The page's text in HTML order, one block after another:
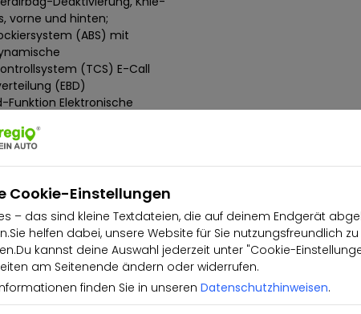
Cookie-Einstellungen
– das sind kleine Textdateien, die auf deinem Endgerät
helfen dabei, unsere Website für Sie nutzungsfreundlich zu
kannst deine Auswahl jederzeit unter "Cookie-
am Seitenende ändern oder widerrufen.
finden Sie in unseren Datenschutzhinweisen.
vorne und hinten;
(ABS) mit
(TCS) E-Call
(EBD)
Funktion Elektronische
Plus (e-GVC
mit Stauassistenzfunktion
(HLA)
Radfahrererkennung und
(DAA) Spurhalteassistent -
Plus (BSM)
äußeren Sitzen, hinten
Warnblinkautomatik (ESS)
Warnleuchte und
Außenspiegel in Schwarz,